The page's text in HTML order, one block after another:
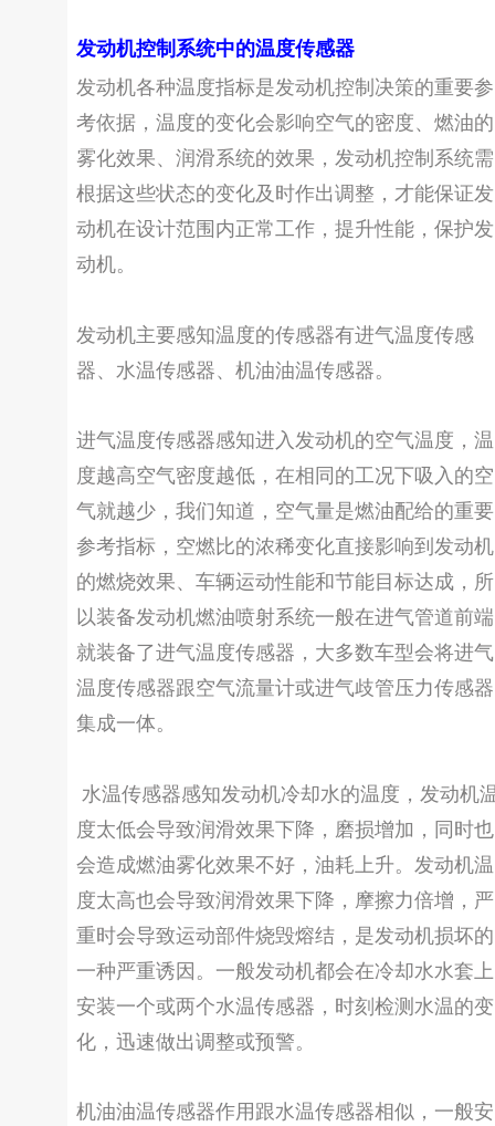
发动机控制系统中的温度传感器
发动机各种温度指标是发动机控制决策的重要参
考依据，温度的变化会影响空气的密度、燃油的
雾化效果、润滑系统的效果，发动机控制系统需
根据这些状态的变化及时作出调整，才能保证发
动机在设计范围内正常工作，提升性能，保护发
动机。
发动机主要感知温度的传感器有进气温度传感
器、水温传感器、机油油温传感器。
进气温度传感器感知进入发动机的空气温度，温
度越高空气密度越低，在相同的工况下吸入的空
气就越少，我们知道，空气量是燃油配给的重要
参考指标，空燃比的浓稀变化直接影响到发动机
的燃烧效果、车辆运动性能和节能目标达成，所
以装备发动机燃油喷射系统一般在进气管道前端
就装备了进气温度传感器，大多数车型会将进气
温度传感器跟空气流量计或进气歧管压力传感器
集成一体。
水温传感器感知发动机冷却水的温度，发动机
度太低会导致润滑效果下降，磨损增加，同时也
会造成燃油雾化效果不好，油耗上升。发动机温
度太高也会导致润滑效果下降，摩擦力倍增，严
重时会导致运动部件烧毁熔结，是发动机损坏的
一种严重诱因。一般发动机都会在冷却水水套上
安装一个或两个水温传感器，时刻检测水温的变
化，迅速做出调整或预警。
机油油温传感器作用跟水温传感器相似，一般安